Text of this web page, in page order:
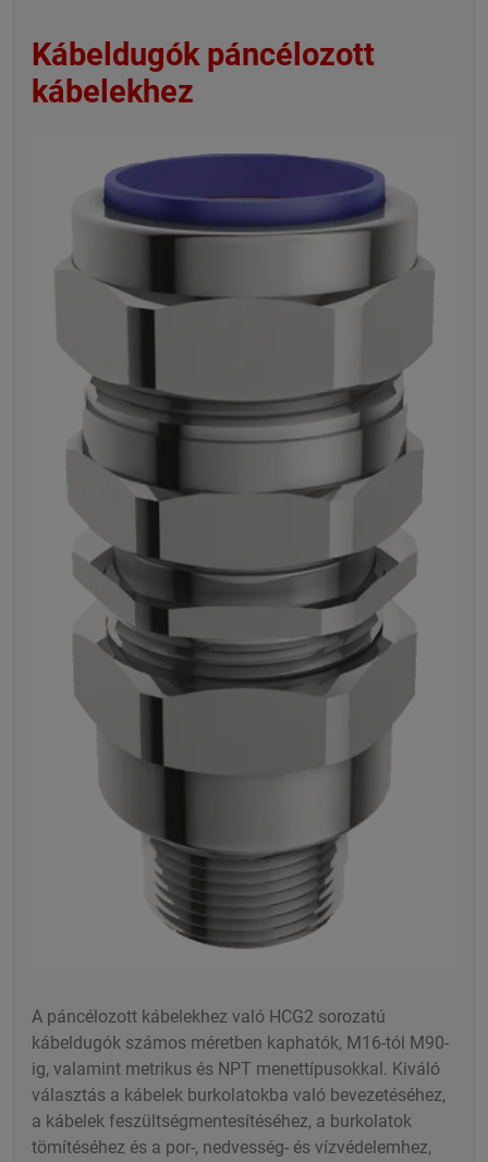
Kábeldugók páncélozott
kábelekhez
A páncélozott kábelekhez való HCG2 sorozatú
kábeldugók számos méretben kaphatók, M16-tól M90-
ig, valamint metrikus és NPT menettípusokkal. Kiváló
választás a kábelek burkolatokba való bevezetéséhez,
a kábelek feszültségmentesítéséhez, a burkolatok
tömítéséhez és a por-, nedvesség- és vízvédelemhez,